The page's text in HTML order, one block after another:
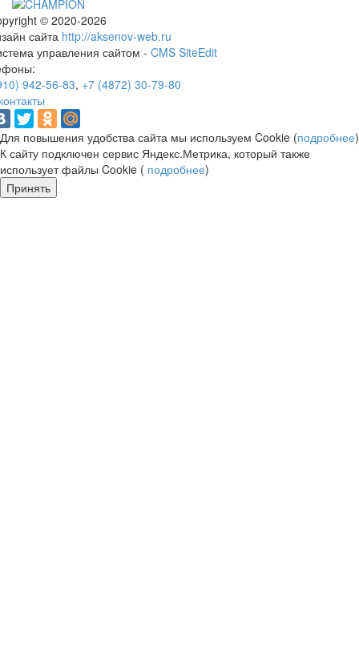
© 2020-2026
сайта http://aksenov-web.ru
управления сайтом - CMS SiteEdit
942-56-83, +7 (4872) 30-79-80
Для повышения удобства сайта мы используем Cookie (подробнее)
К сайту подключен сервис Яндекс.Метрика, который также
использует файлы Cookie ( подробнее)
Принять